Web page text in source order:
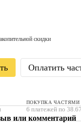
скидки
Оплатить
ПОКУПКА ЧАСТЯМИ
6 платежей по
или комментарий